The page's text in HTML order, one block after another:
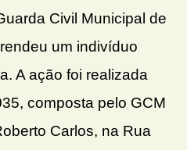
Civil Municipal de
um indivíduo
A ação foi realizada
composta pelo GCM
Carlos, na Rua